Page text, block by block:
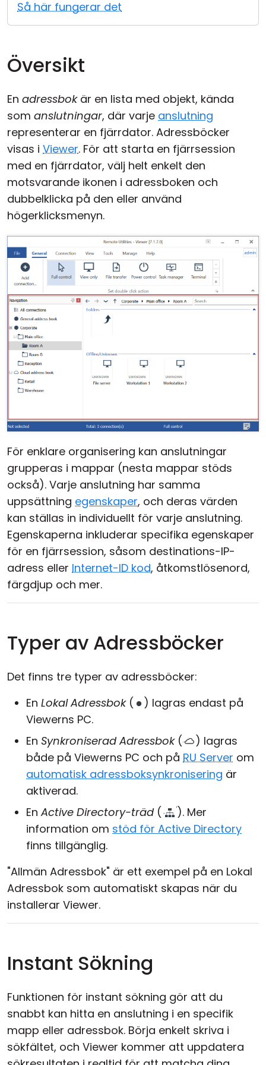
Så här fungerar det
Översikt
En adressbokär en lista med objekt, kända
som anslutningar, där varje anslutning
representerar en fjärrdator. Adressböcker
visas i Viewer. För att starta en fjärrsession
med en fjärrdator, välj helt enkelt den
motsvarande ikonen i adressboken och
dubbelklicka på den eller använd
högerklicksmenyn.
För enklare organisering kan anslutningar
grupperas i mappar (nesta mappar stöds
också). Varje anslutning har samma
uppsättning egenskaper, och deras värden
kan ställas in individuellt för varje anslutning.
Egenskaperna inkluderar specifika egenskaper
för en fjärrsession, såsom destinations-IP-
adress eller Internet-ID kod, åtkomstlösenord,
färgdjup och mer.
Typer av Adressböcker
Det finns tre typer av adressböcker:
En Lokal Adressbok(
) lagras endast på
Viewerns PC.
En Synkroniserad Adressbok(
) lagras
både på Viewerns PC och på RU Server om
automatisk adressboksynkronisering är
aktiverad.
En Active Directory-träd(
). Mer
information om stöd för Active Directory
finns tillgänglig.
"Allmän Adressbok" är ett exempel på en Lokal
Adressbok som automatiskt skapas när du
installerar Viewer.
Instant Sökning
Funktionen för instant sökning gör att du
snabbt kan hitta en anslutning i en specifik
mapp eller adressbok. Börja enkelt skriva i
sökfältet, och Viewer kommer att uppdatera
Moln & Lokal installation